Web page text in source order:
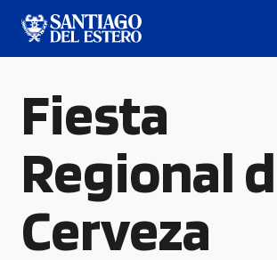
Fiesta
Regional
Cerveza